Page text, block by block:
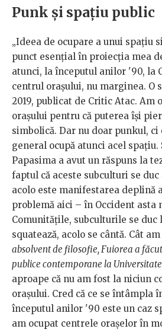
Punk și spațiu public
„Ideea de ocupare a unui spațiu
punct esențial în proiecția mea
atunci, la începutul anilor '90, la
centrul orașului, nu marginea. O
2019, publicat de Critic Atac. Am
orașului pentru că puterea își
simbolică. Dar nu doar punkul,
general ocupă atunci acel spațiu.
Papasima a avut un răspuns la
faptul că aceste subculturi se
acolo este manifestarea deplină
problemă aici – în Occident asta
Comunitățile, subculturile se duc
squatează, acolo se cântă. Cât
absolvent de filosofie, Fuiorea a
publice contemporane la
aproape că nu am fost la niciun
orașului. Cred că ce se întâmpla
începutul anilor '90 este un caz
am ocupat centrele orașelor în